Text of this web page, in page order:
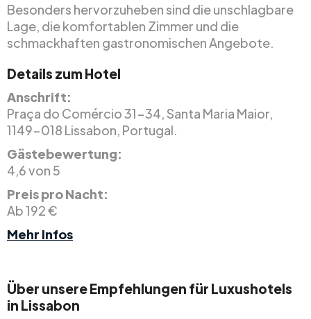
Besonders hervorzuheben sind die unschlagbare
Lage, die komfortablen Zimmer und die
schmackhaften gastronomischen Angebote.
Details zum Hotel
Anschrift:
Praça do Comércio 31-34, Santa Maria Maior,
1149-018 Lissabon, Portugal.
Gästebewertung:
4,6 von 5
Preis pro Nacht:
Ab 192 €
Mehr Infos
Über unsere Empfehlungen für Luxushotels
in Lissabon